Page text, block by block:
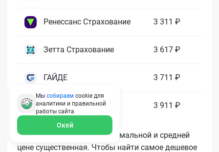
Ренессанс Страхование 3 311 ₽
Зетта Страхование 3 617 ₽
ГАЙДЕ 3 711 ₽
МАКС 3 911 ₽
Как видите, разница в минимальной и средней
цене существенная. Чтобы найти самое дешевое
Мы собираем cookie для
аналитики и правильной
работы сайта
Окей